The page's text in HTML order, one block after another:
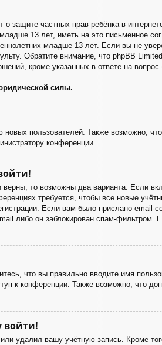
защите частных прав ребёнка в
13 лет, иметь на это письменное
младше 13 лет. Если вы не
Обратите внимание, что phpBB
кроме указанных в ответе на
силы.
пользователей. Также возможно,
конференции.
то возможны два варианта. Если
требуется, чтобы все новые
Если вам было прислано
либо он заблокирован спам-
что вы правильно вводите имя
к конференции. Также возможно, что
войти!
удалил вашу учётную запись. Кроме